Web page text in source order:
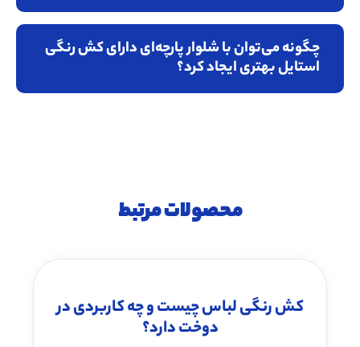
چگونه می‌توان با شلوار پارچه‌ای دارای کش رنگی
استایل بهتری ایجاد کرد؟
محصولات مرتبط
کش رنگی لباس چیست و چه کاربردی در
دوخت دارد؟